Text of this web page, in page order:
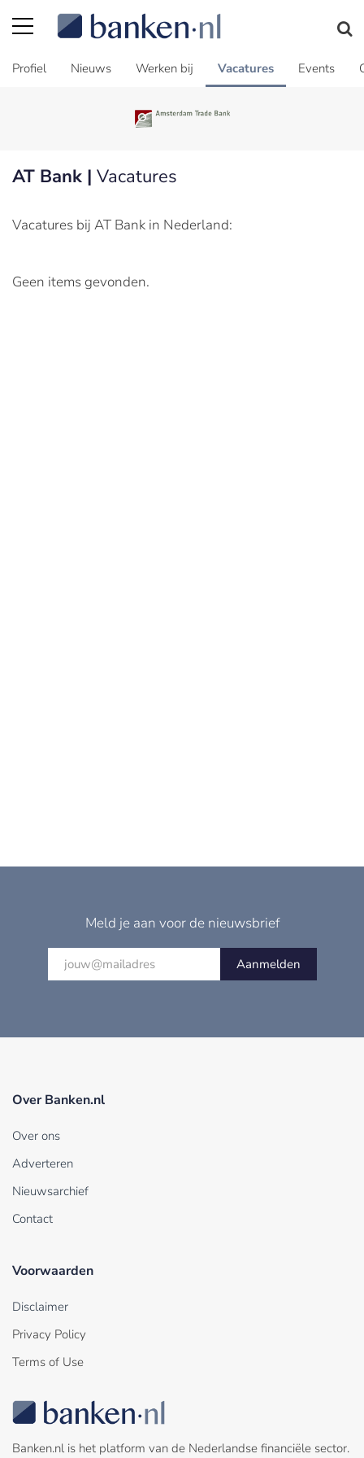
Profiel Nieuws Werken bij Vacatures Events
AT Bank | Vacatures
Vacatures bij AT Bank in Nederland:
Geen items gevonden.
Meld je aan voor de nieuwsbrief
Aanmelden
Over Banken.nl
Over ons
Adverteren
Nieuwsarchief
Contact
Voorwaarden
Disclaimer
Privacy Policy
Terms of Use
Banken.nl is het platform van de Nederlandse financiële sector.